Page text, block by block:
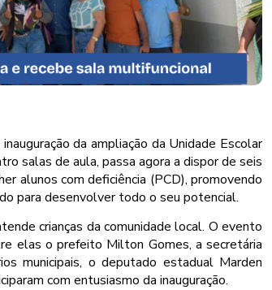
da ampliação da Unidade Escolar
salas de aula, passa agora a dispor de seis
alunos com deficiência (PCD), promovendo
para desenvolver todo o seu potencial.
crianças da comunidade local. O evento
elas o prefeito Milton Gomes, a secretária
municipais, o deputado estadual Marden
com entusiasmo da inauguração.